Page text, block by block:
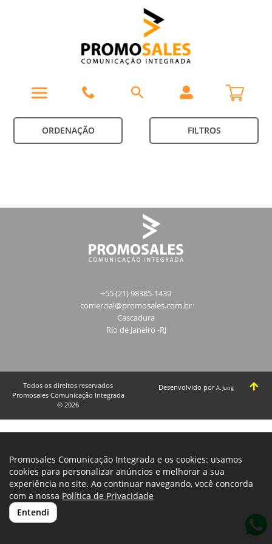
ORDENAÇÃO FILTROS
+55 (21) 98385-1439
comercial@promosales.com.br
Cascadura
Rio de Janeiro -RJ
Todos os direitos reservados
Promosales Comunicação Integrada
© 2026
Desenvolvido porA. Jung
Promosales Comunicação Integrada e os cookies: usamos
cookies para personalizar anúncios e melhorar a sua
experiência no site. Ao continuar navegando, você concorda
com a nossa Política de Privacidade
Entendi